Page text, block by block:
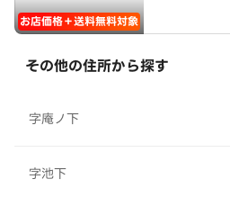
お店価格＋送料無料対象
その他の住所から探す
字庵ノ下
字池下